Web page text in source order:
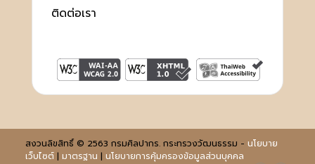
ติดต่อเรา
สงวนลิขสิทธิ์ © 2563 กรมศิลปากร. กระทรวงวัฒนธรรม - นโยบาย
เว็บไซต์| มาตรฐาน | นโยบายการคุ้มครองข้อมูลส่วนบุคคล